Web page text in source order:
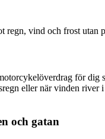
regn, vind och frost utan
för
eller när vinden
och gatan